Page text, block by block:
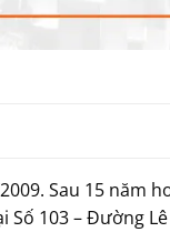
Sau 15 năm
103 – Đường